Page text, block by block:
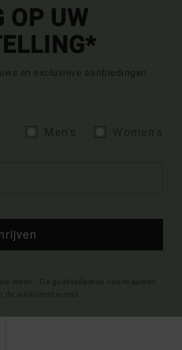
OP UW
en exclusieve aanbiedingen